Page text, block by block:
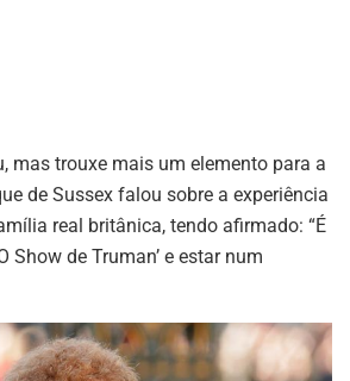
mas trouxe mais um elemento para a
de Sussex falou sobre a experiência
real britânica, tendo afirmado: “É
Show de Truman’ e estar num